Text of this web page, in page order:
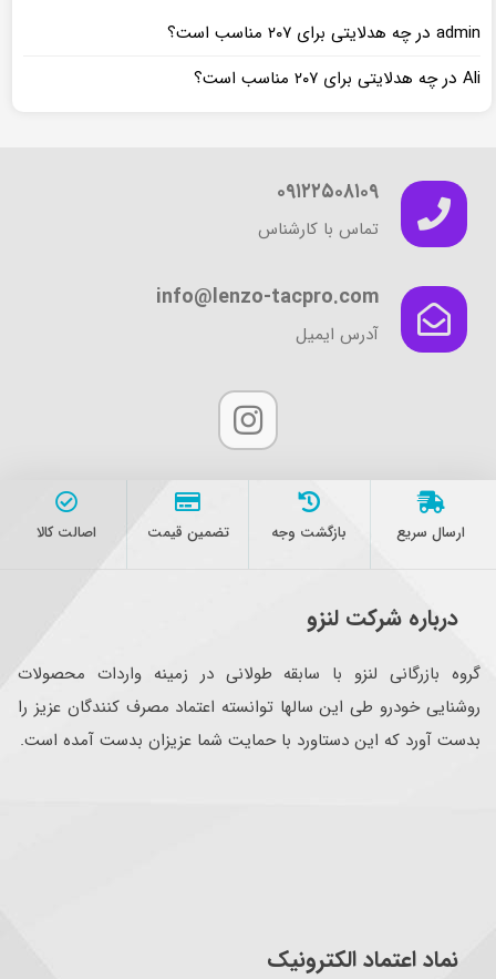
admin درچه هدلایتی برای ۲۰۷ مناسب است؟
Ali درچه هدلایتی برای ۲۰۷ مناسب است؟
۰۹۱۲۲۵۰۸۱۰۹
تماس با کارشناس
info@lenzo-tacpro.com
آدرس ایمیل
ارسال سریع بازگشت وجه تضمین قیمت اصالت کالا
درباره شرکت لنزو
گروه بازرگانی لنزو با سابقه طولانی در زمینه واردات محصولات
روشنایی خودرو طی این سالها توانسته اعتماد مصرف کنندگان عزیز را
بدست آورد که این دستاورد با حمایت شما عزیزان بدست آمده است.
نماد اعتماد الکترونیک